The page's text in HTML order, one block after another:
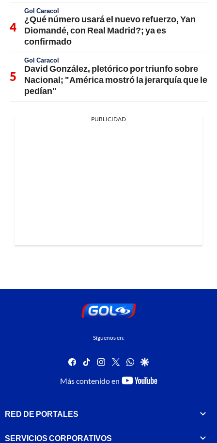
Gol Caracol
¿Qué número usará el nuevo refuerzo, Yan
Diomandé, con Real Madrid?; ya es
confirmado
Gol Caracol
David González, pletórico por triunfo sobre
Nacional; "América mostró la jerarquía que le
pedían"
PUBLICIDAD
Síguenos en:
facebook
tiktok instagram
twitterwhatsapp
google
Más contenido en
youtube-
RED DE PORTALES
SERVICIOS CORPORATIVOS